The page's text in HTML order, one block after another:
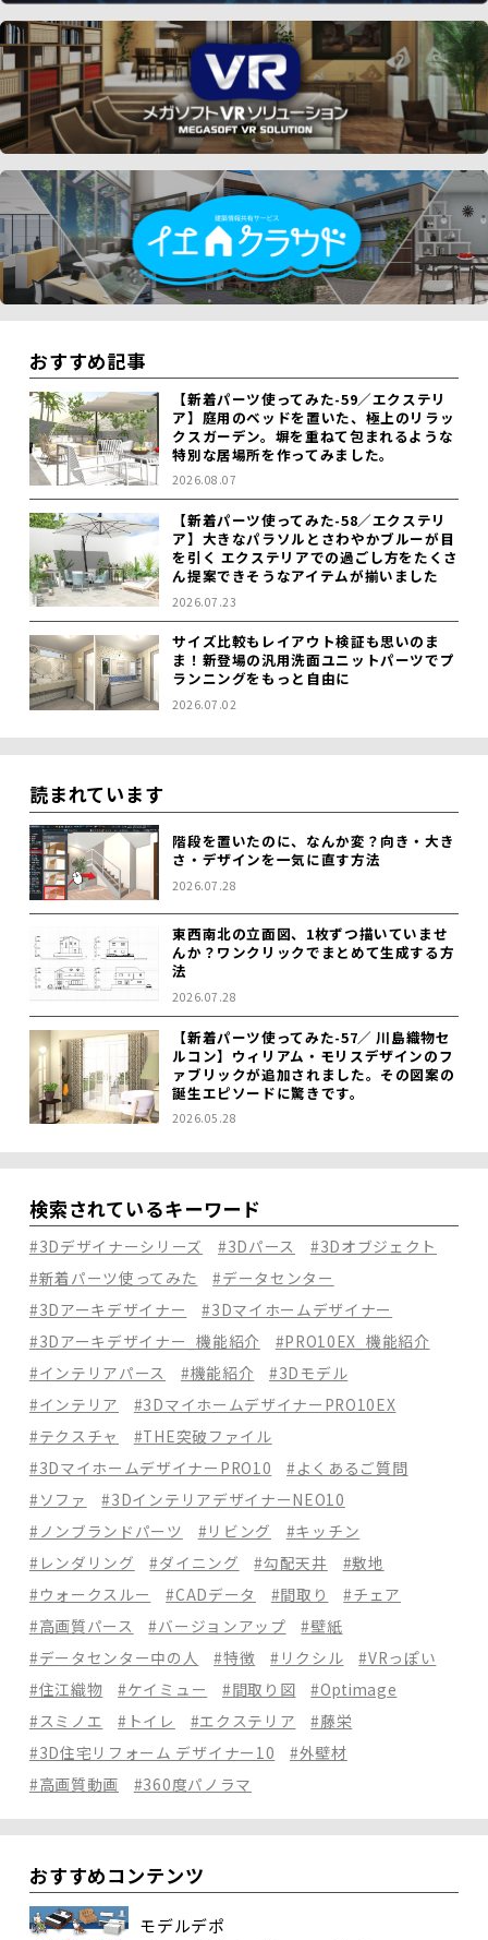
おすすめ記事
【新着パーツ使ってみた-59／エクステリ
ア】庭用のベッドを置いた、極上のリラッ
クスガーデン。塀を重ねて包まれるような
特別な居場所を作ってみました。
2026.08.07
【新着パーツ使ってみた-58／エクステリ
ア】大きなパラソルとさわやかブルーが目
を引く エクステリアでの過ごし方をたくさ
ん提案できそうなアイテムが揃いました
2026.07.23
サイズ比較もレイアウト検証も思いのま
ま！新登場の汎用洗面ユニットパーツでプ
ランニングをもっと自由に
2026.07.02
読まれています
階段を置いたのに、なんか変？向き・大き
さ・デザインを一気に直す方法
2026.07.28
東西南北の立面図、1枚ずつ描いていませ
んか？ワンクリックでまとめて生成する方
法
2026.07.28
【新着パーツ使ってみた-57／ 川島織物セ
ルコン】ウィリアム・モリスデザインのフ
ァブリックが追加されました。その図案の
誕生エピソードに驚きです。
2026.05.28
検索されているキーワード
#3Dデザイナーシリーズ #3Dパース
#3Dオブジェクト
#新着パーツ使ってみた
#データセンター
#3Dアーキデザイナー
#3Dマイホームデザイナー
#3Dアーキデザイナー_機能紹介
#PRO10EX_機能紹介
#インテリアパース
#機能紹介
#3Dモデル
#インテリア
#3DマイホームデザイナーPRO10EX
#テクスチャ
#THE突破ファイル
#3DマイホームデザイナーPRO10
#よくあるご質問
#ソファ
#3DインテリアデザイナーNEO10
#ノンブランドパーツ
#リビング
#キッチン
#レンダリング
#ダイニング #勾配天井
#敷地
#ウォークスルー
#CADデータ #間取り
#チェア
#高画質パース
#バージョンアップ
#壁紙
#データセンター中の人
#特徴 #リクシル
#VRっぽい
#住江織物
#ケイミュー #間取り図
#Optimage
#スミノエ
#トイレ #エクステリア
#藤栄
#3D住宅リフォーム デザイナー10
#外壁材
#高画質動画
#360度パノラマ
おすすめコンテンツ
モデルデポ